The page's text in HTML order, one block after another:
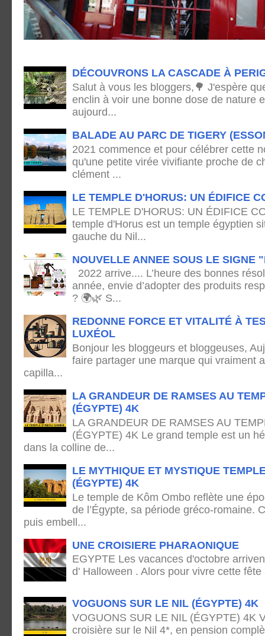
DÉCOUVRONS LA CASCADE À
Salut à vous les bloggers,🌳 J'espère
enclin à voir une bonne dose de nature
aujourd...
BALADE AU PARC DE TIGERY
2021 commence et pour célébrer cette
qu'une petite virée vivifiante proche de
clément ...
LE TEMPLE D'HORUS: UN ÉDIFICE
LE TEMPLE D'HORUS: UN ÉDIFICE
temple d'Horus est un temple égyptien
gauche du Nil...
NOUVELLE ANNEE SOUS LE SIGNE
2022 arrive.... L’heure des bonnes
année, envie d’adopter des produits
? 🌍🌿 S...
REDONNE FORCE ET VITALITÉ À
LUXÉOL
Bonjour les bloggeurs et bloggeuses,
faire partager une marque qui vraiment
capilla...
LA GRANDEUR DE RAMSES AU
(ÉGYPTE) 4K
LA GRANDEUR DE RAMSES AU
(ÉGYPTE) 4K Le grand temple est un
dans la colline de...
LE MYTHIQUE ET MYSTIQUE
(ÉGYPTE) 4K
Le temple de Kôm Ombo reflète une
de l’Égypte, sa période gréco-romaine.
puis embell...
UNE CROISIERE PHARAONIQUE
EGYPTE Les vacances d'octobre
d' Halloween . Alors pour vivre cette
VOGUONS SUR LE NIL (ÉGYPTE) 4K
VOGUONS SUR LE NIL (ÉGYPTE) 4K
croisière sur le Nil 4*, en pension